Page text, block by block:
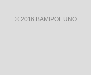
© 2016 BAMIPOL UNO